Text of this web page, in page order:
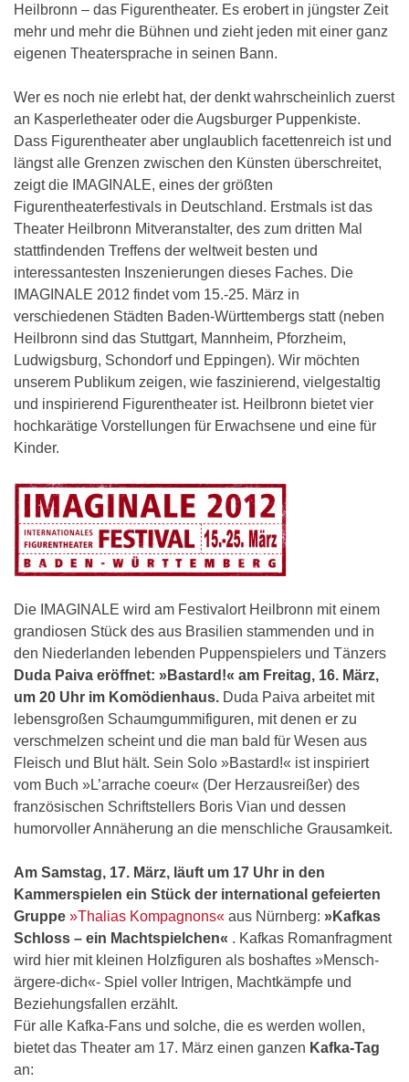
Heilbronn – das Figurentheater. Es erobert in jüngster Zeit
mehr und mehr die Bühnen und zieht jeden mit einer ganz
eigenen Theatersprache in seinen Bann.
Wer es noch nie erlebt hat, der denkt wahrscheinlich zuerst
an Kasperletheater oder die Augsburger Puppenkiste.
Dass Figurentheater aber unglaublich facettenreich ist und
längst alle Grenzen zwischen den Künsten überschreitet,
zeigt die IMAGINALE, eines der größten
Figurentheaterfestivals in Deutschland. Erstmals ist das
Theater Heilbronn Mitveranstalter, des zum dritten Mal
stattfindenden Treffens der weltweit besten und
interessantesten Inszenierungen dieses Faches. Die
IMAGINALE 2012 findet vom 15.-25. März in
verschiedenen Städten Baden-Württembergs statt (neben
Heilbronn sind das Stuttgart, Mannheim, Pforzheim,
Ludwigsburg, Schondorf und Eppingen). Wir möchten
unserem Publikum zeigen, wie faszinierend, vielgestaltig
und inspirierend Figurentheater ist. Heilbronn bietet vier
hochkarätige Vorstellungen für Erwachsene und eine für
Kinder.
Die IMAGINALE wird am Festivalort Heilbronn mit einem
grandiosen Stück des aus Brasilien stammenden und in
den Niederlanden lebenden Puppenspielers und Tänzers
Duda Paiva eröffnet: »Bastard!« am Freitag, 16. März,
um 20 Uhr im Komödienhaus. Duda Paiva arbeitet mit
lebensgroßen Schaumgummifiguren, mit denen er zu
verschmelzen scheint und die man bald für Wesen aus
Fleisch und Blut hält. Sein Solo »Bastard!« ist inspiriert
vom Buch »L’arrache coeur« (Der Herzausreißer) des
französischen Schriftstellers Boris Vian und dessen
humorvoller Annäherung an die menschliche Grausamkeit.
Am Samstag, 17. März, läuft um 17 Uhr in den
Kammerspielen ein Stück der international gefeierten
Gruppe »Thalias Kompagnons« aus Nürnberg: »Kafkas
Schloss – ein Machtspielchen« . Kafkas Romanfragment
wird hier mit kleinen Holzfiguren als boshaftes »Mensch-
ärgere-dich«- Spiel voller Intrigen, Machtkämpfe und
Beziehungsfallen erzählt.
Für alle Kafka-Fans und solche, die es werden wollen,
bietet das Theater am 17. März einen ganzen Kafka-Tag
an: